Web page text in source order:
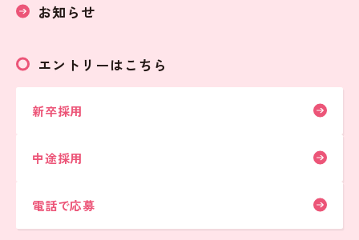
お知らせ
エントリーはこちら
新卒採用
中途採用
電話で応募